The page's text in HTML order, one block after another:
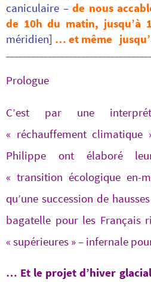
caniculaire –de nous
de 10h du matin, jusqu’à
méridien] … et même
Prologue
C’est par une
« réchauffement climatique
Philippe ont élaboré
« transition écologique en-
qu’une succession de
bagatelle pour les Français
« supérieures » – infernale
… Et le projet d’hiver